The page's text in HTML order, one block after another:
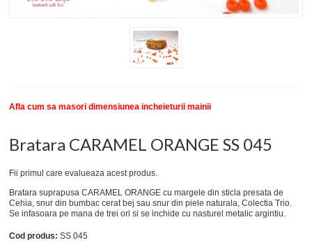
Afla cum sa masori dimensiunea incheieturii mainii
Bratara CARAMEL ORANGE SS 045
Fii primul care evalueaza acest produs.
Bratara suprapusa CARAMEL ORANGE cu margele din sticla presata de
Cehia, snur din bumbac cerat bej sau snur din piele naturala, Colectia Trio.
Se infasoara pe mana de trei ori si se inchide cu nasturel metalic argintiu.
Cod produs:SS 045